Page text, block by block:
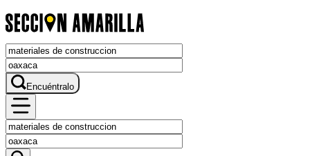
Encuéntralo